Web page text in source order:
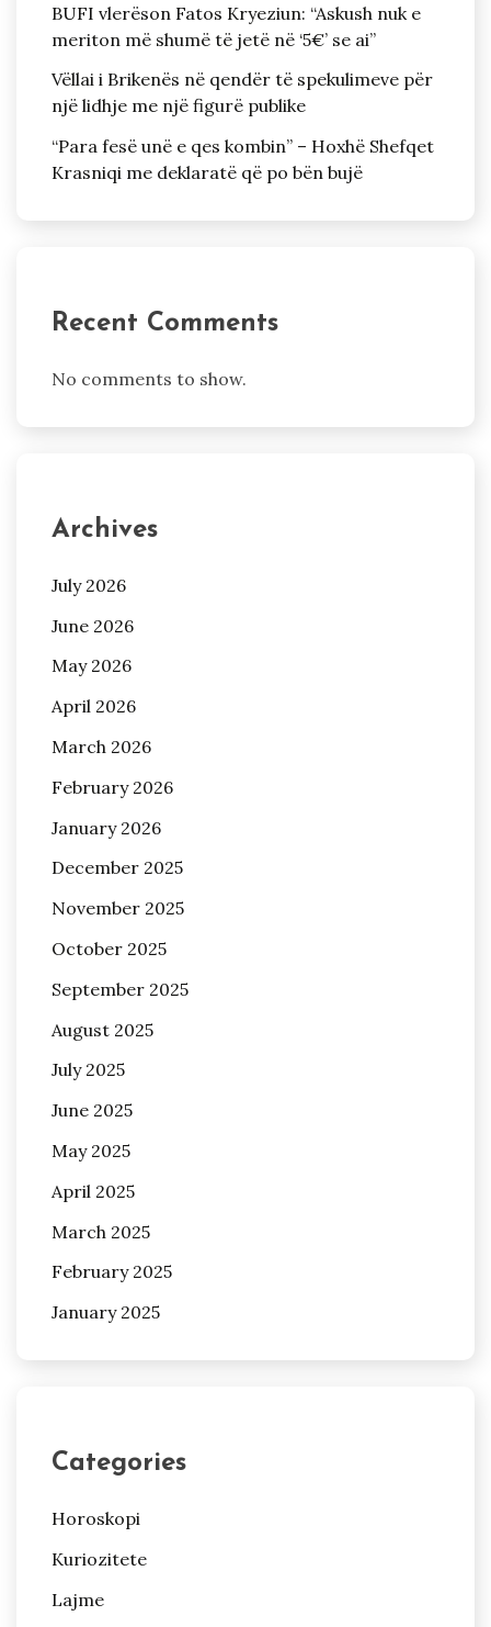
BUFI vlerëson Fatos Kryeziun: “Askush nuk e
meriton më shumë të jetë në ‘5€’ se ai”
Vëllai i Brikenës në qendër të spekulimeve për
një lidhje me një figurë publike
“Para fesë unë e qes kombin” – Hoxhë Shefqet
Krasniqi me deklaratë që po bën bujë
Recent Comments
No comments to show.
Archives
July 2026
June 2026
May 2026
April 2026
March 2026
February 2026
January 2026
December 2025
November 2025
October 2025
September 2025
August 2025
July 2025
June 2025
May 2025
April 2025
March 2025
February 2025
January 2025
Categories
Horoskopi
Kuriozitete
Lajme